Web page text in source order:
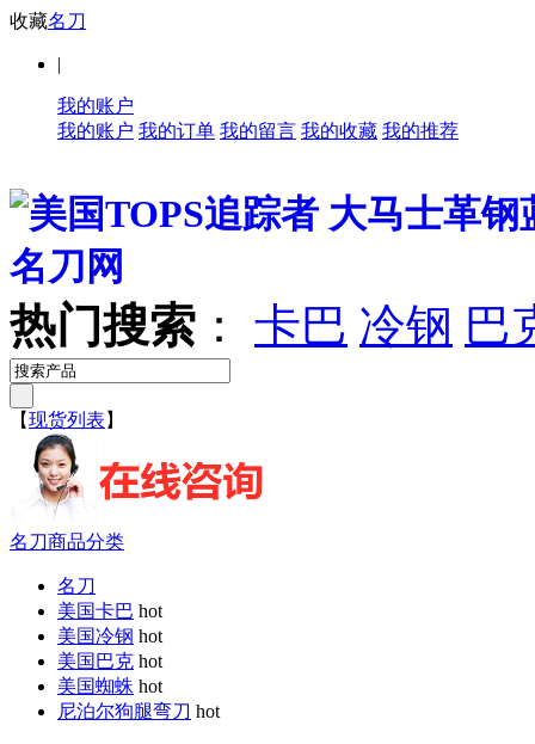
收藏名刀
|
我的账户
我的账户 我的订单 我的留言 我的收藏 我的推荐
热门搜索 ： 卡巴 冷钢 巴
【现货列表 】
名刀商品分类
名刀
美国卡巴 hot
美国冷钢 hot
美国巴克 hot
美国蜘蛛 hot
尼泊尔狗腿弯刀 hot